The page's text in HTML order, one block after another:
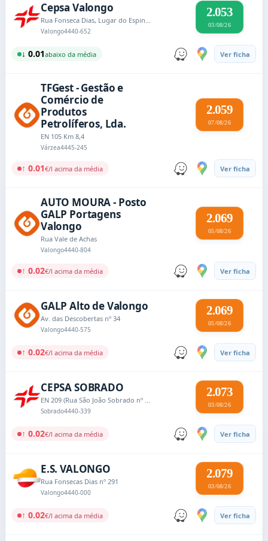
Cepsa Valongo
Rua Fonseca Dias, Lugar do Espinheiro
Valongo4440-652
2.053
03/08/26
↓ 0.01abaixo da média Ver ficha
TFGest - Gestão e
Comércio de
Produtos
Petrolíferos, Lda.
EN 105 Km 8,4
Várzea4445-245
2.059
07/08/26
↑ 0.01€/l acima da média Ver ficha
AUTO MOURA - Posto
GALP Portagens
Valongo
Rua Vale de Achas
Valongo4440-804
2.069
05/08/26
↑ 0.02€/l acima da média Ver ficha
GALP Alto de Valongo
Av. das Descobertas nº 34
Valongo4440-575
2.069
05/08/26
↑ 0.02€/l acima da média Ver ficha
CEPSA SOBRADO
EN 209 (Rua São João Sobrado nº 3300)
Sobrado4440-339
2.073
03/08/26
↑ 0.02€/l acima da média Ver ficha
E.S. VALONGO
Rua Fonsecas Dias nº 291
Valongo4440-000
2.079
03/08/26
↑ 0.02€/l acima da média Ver ficha